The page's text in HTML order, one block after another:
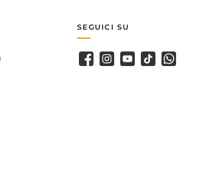
SEGUICI SU
Facebook
Instagram
YoutubeTikTokWhatsApp